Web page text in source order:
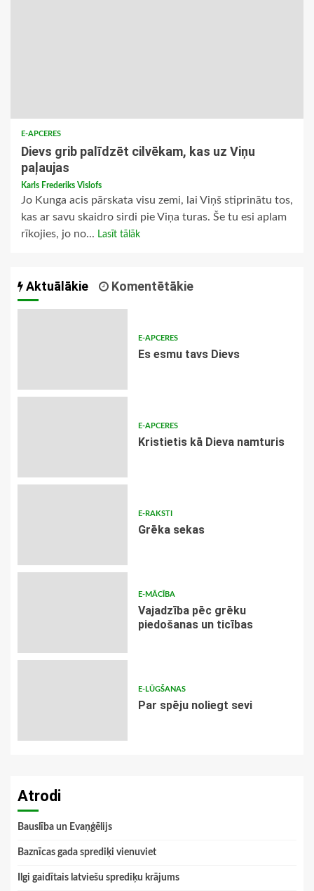
E-APCERES
Dievs grib palīdzēt cilvēkam, kas uz Viņu
paļaujas
Karls Frederiks Vislofs
Jo Kunga acis pārskata visu zemi, lai Viņš stiprinātu tos,
kas ar savu skaidro sirdi pie Viņa turas. Še tu esi aplam
rīkojies, jo no... Lasīt tālāk
Aktuālākie Komentētākie
E-APCERES
Es esmu tavs Dievs
E-APCERES
Kristietis kā Dieva namturis
E-RAKSTI
Grēka sekas
E-MĀCĪBA
Vajadzība pēc grēku
piedošanas un ticības
E-LŪGŠANAS
Par spēju noliegt sevi
Atrodi
Bauslība un Evaņģēlijs
Baznīcas gada sprediķi vienuviet
Ilgi gaidītais latviešu sprediķu krājums